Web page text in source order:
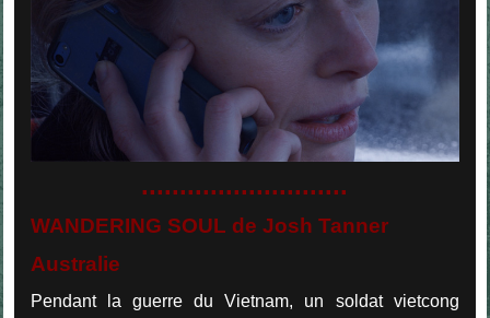
...........................
WANDERING SOUL de Josh Tanner
Australie
Pendant la guerre du Vietnam, un soldat vietcong